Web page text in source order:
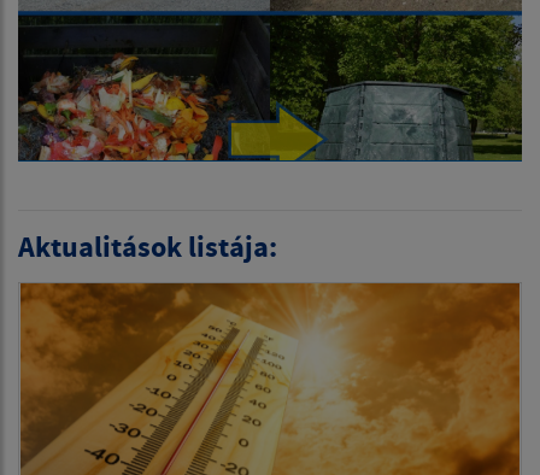
Aktualitások listája: